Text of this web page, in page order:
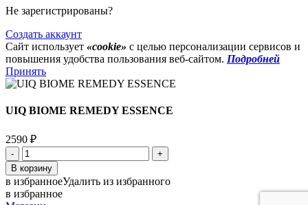
Не зарегистрированы?
Создать аккаунт
Сайт использует «cookie» с целью персонализации сервисов и
повышения удобства пользования веб-сайтом. Подробней
Принять
UIQ BIOME REMEDY ESSENCE
2590 ₽
Количество
товара
UIQ
BIOME
REMEDY
В корзину
в избранноеУдалить из избранного
в избранное